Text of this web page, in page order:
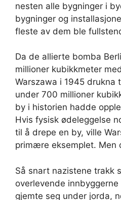
nesten alle bygninger i
bygninger og
fleste av dem ble
Da de allierte bomba
millioner kubikkmeter
Warszawa i 1945 drukna
under 700 millioner
by i historien hadde
Hvis fysisk ødeleggelse
til å drepe en by, ville
primære eksemplet. Men
Så snart nazistene trakk
overlevende innbyggerne
gjemte seg under jorda,